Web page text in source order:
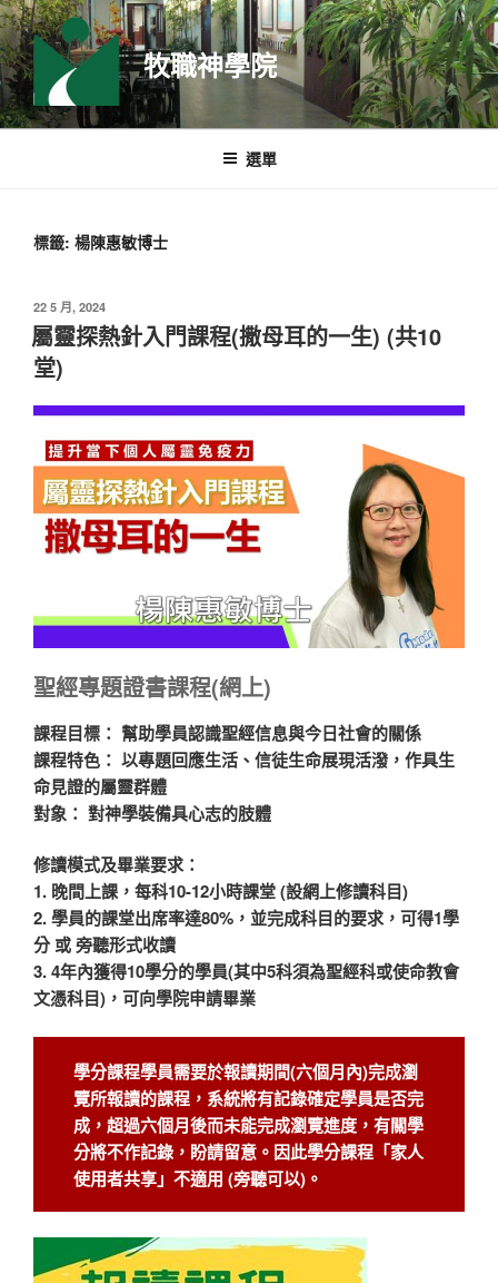
跳
至
主
要
內
牧職神學院
選單
標籤: 楊陳惠敏博士
發
佈
於
22 5 月, 2024
屬靈探熱針入門課程(撒母耳的一生) (共10
堂)
聖經專題證書課程(網上)
課程目標： 幫助學員認識聖經信息與今日社會的關係
課程特色： 以專題回應生活、信徒生命展現活潑，作具生
命見證的屬靈群體
對象： 對神學裝備具心志的肢體
修讀模式及畢業要求：
1. 晚間上課，每科10-12小時課堂 (設網上修讀科目)
2. 學員的課堂出席率達80%，並完成科目的要求，可得1學
分 或 旁聽形式收讀
3. 4年內獲得10學分的學員(其中5科須為聖經科或使命教會
文憑科目)，可向學院申請畢業
學分課程學員需要於報讀期間(六個月內)完成瀏
覽所報讀的課程，系統將有記錄確定學員是否完
成，超過六個月後而未能完成瀏覽進度，有關學
分將不作記錄，盼請留意。因此學分課程「家人
使用者共享」不適用 (旁聽可以)。